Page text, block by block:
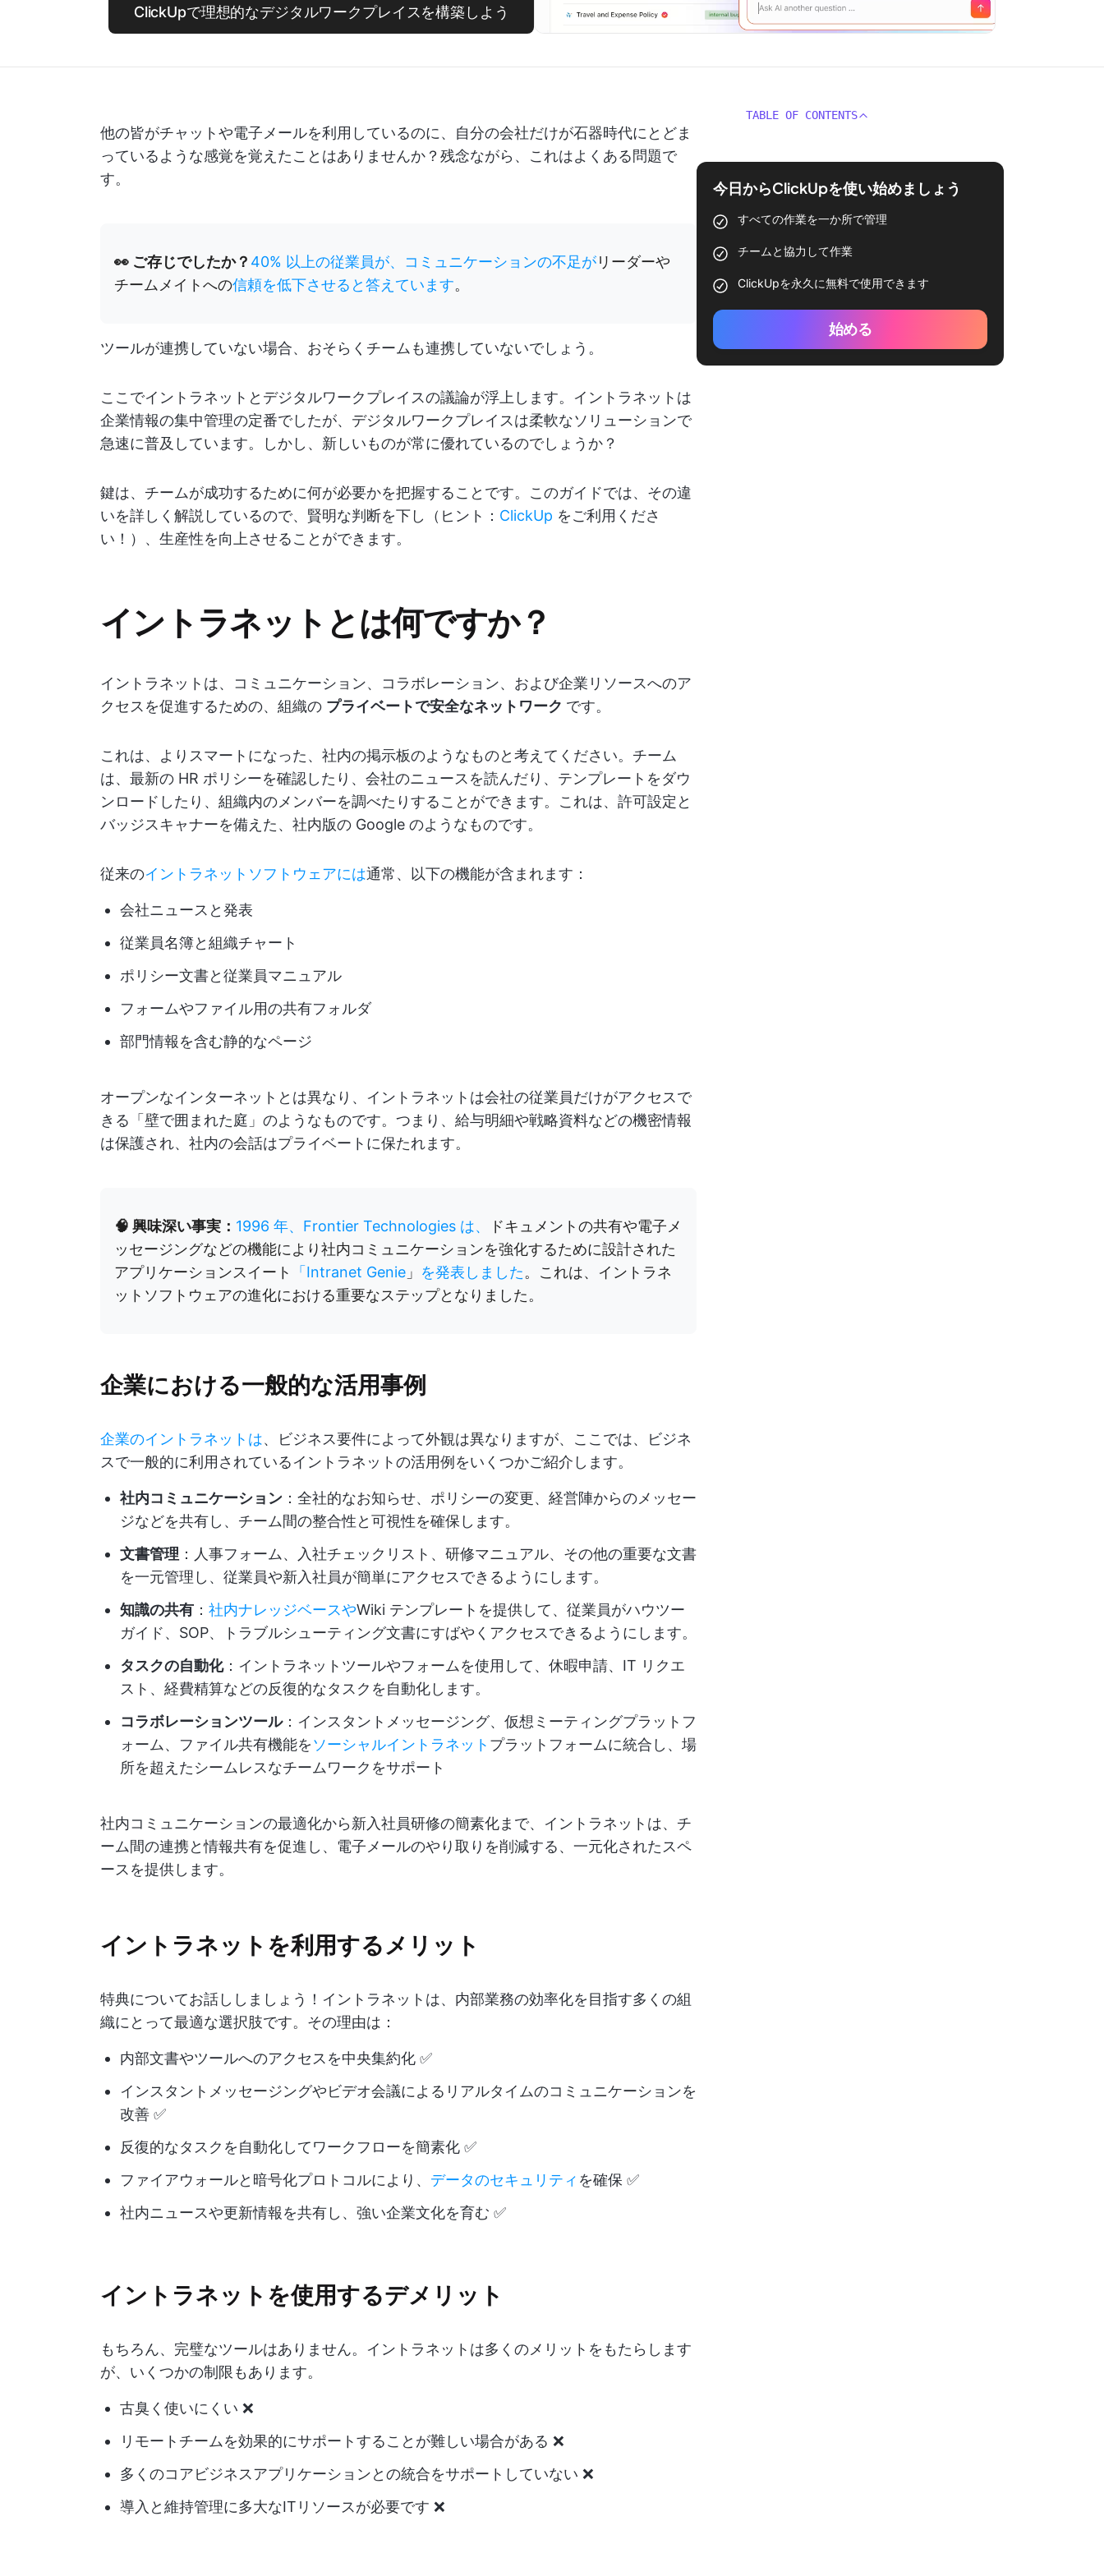
ClickUpで理想的なデジタルワークプレイスを構築しよう
他の皆がチャットや電子メールを利用しているのに、自分の会社だけが石器時代にとどま
っているような感覚を覚えたことはありませんか？残念ながら、これはよくある問題で
す。
👀 ご存じでしたか？ 40% 以上の従業員が、コミュニケーションの不足がリーダーや
チームメイトへの信頼を低下させると答えています。
ツールが連携していない場合、おそらくチームも連携していないでしょう。
ここでイントラネットとデジタルワークプレイスの議論が浮上します。イントラネットは
企業情報の集中管理の定番でしたが、デジタルワークプレイスは柔軟なソリューションで
急速に普及しています。しかし、新しいものが常に優れているのでしょうか？
鍵は、チームが成功するために何が必要かを把握することです。このガイドでは、その違
いを詳しく解説しているので、賢明な判断を下し（ヒント： ClickUp をご利用くださ
い！）、生産性を向上させることができます。
イントラネットとは何ですか？
イントラネットは、コミュニケーション、コラボレーション、および企業リソースへのア
クセスを促進するための、組織の プライベートで安全なネットワーク です。
これは、よりスマートになった、社内の掲示板のようなものと考えてください。チーム
は、最新の HR ポリシーを確認したり、会社のニュースを読んだり、テンプレートをダウ
ンロードしたり、組織内のメンバーを調べたりすることができます。これは、許可設定と
バッジスキャナーを備えた、社内版の Google のようなものです。
従来のイントラネットソフトウェアには通常、以下の機能が含まれます：
会社ニュースと発表
従業員名簿と組織チャート
ポリシー文書と従業員マニュアル
フォームやファイル用の共有フォルダ
部門情報を含む静的なページ
オープンなインターネットとは異なり、イントラネットは会社の従業員だけがアクセスで
きる「壁で囲まれた庭」のようなものです。つまり、給与明細や戦略資料などの機密情報
は保護され、社内の会話はプライベートに保たれます。
🧠 興味深い事実： 1996 年、Frontier Technologies は、
ドキュメントの共有や電子メ
ッセージングなどの機能により社内コミュニケーションを強化するために設計された
アプリケーションスイート
「Intranet Genie 」 を発表しました。これは、イントラネ
ットソフトウェアの進化における重要なステップとなりました。
企業における一般的な活用事例
企業のイントラネットは、ビジネス要件によって外観は異なりますが、ここでは、ビジネ
スで一般的に利用されているイントラネットの活用例をいくつかご紹介します。
社内コミュニケーション ：全社的なお知らせ、ポリシーの変更、経営陣からのメッセー
ジなどを共有し、チーム間の整合性と可視性を確保します。
文書管理 ：人事フォーム、入社チェックリスト、研修マニュアル、その他の重要な文書
を一元管理し、従業員や新入社員が簡単にアクセスできるようにします。
知識の共有 ： 社内ナレッジベースやWiki テンプレートを提供して、従業員がハウツー
ガイド、SOP、トラブルシューティング文書にすばやくアクセスできるようにします。
タスクの自動化：イントラネットツールやフォームを使用して、休暇申請、IT リクエ
スト、経費精算などの反復的なタスクを自動化します。
コラボレーションツール：インスタントメッセージング、仮想ミーティングプラットフ
ォーム、ファイル共有機能をソーシャルイントラネット プラットフォームに統合し、場
所を超えたシームレスなチームワークをサポート
社内コミュニケーションの最適化から新入社員研修の簡素化まで、イントラネットは、チ
ーム間の連携と情報共有を促進し、電子メールのやり取りを削減する、一元化されたスペ
ースを提供します。
イントラネットを利用するメリット
特典についてお話ししましょう！イントラネットは、内部業務の効率化を目指す多くの組
織にとって最適な選択肢です。その理由は：
内部文書やツールへのアクセスを中央集約化 ✅
インスタントメッセージングやビデオ会議によるリアルタイムのコミュニケーションを
改善 ✅
反復的なタスクを自動化してワークフローを簡素化 ✅
ファイアウォールと暗号化プロトコルにより、 データのセキュリティ を確保 ✅
社内ニュースや更新情報を共有し、強い企業文化を育む ✅
イントラネットを使用するデメリット
もちろん、完璧なツールはありません。イントラネットは多くのメリットをもたらします
が、いくつかの制限もあります。
古臭く使いにくい ❌
リモートチームを効果的にサポートすることが難しい場合がある ❌
多くのコアビジネスアプリケーションとの統合をサポートしていない ❌
導入と維持管理に多大なITリソースが必要です ❌
TABLE OF CONTENTS
今日からClickUpを使い始めましょう
すべての作業を一か所で管理
チームと協力して作業
ClickUpを永久に無料で使用できます
始める